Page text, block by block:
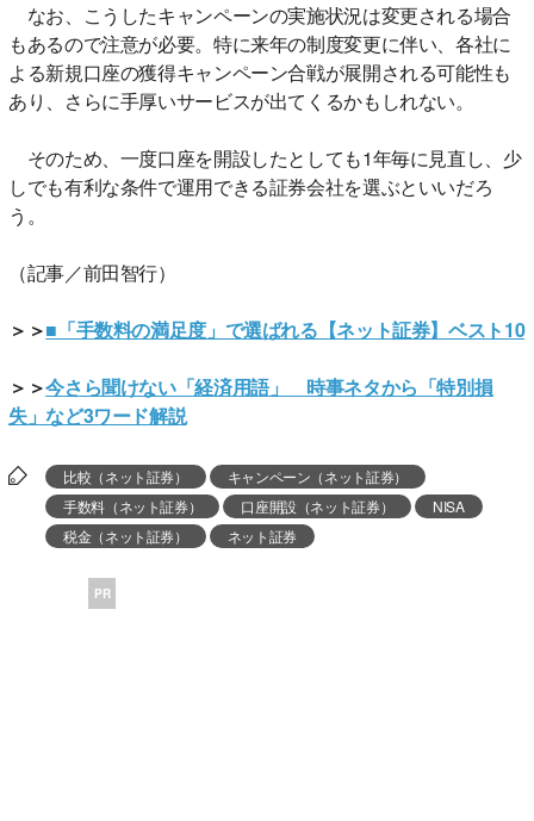
なお、こうしたキャンペーンの実施状況は変更される場合
もあるので注意が必要。特に来年の制度変更に伴い、各社に
よる新規口座の獲得キャンペーン合戦が展開される可能性も
あり、さらに手厚いサービスが出てくるかもしれない。
そのため、一度口座を開設したとしても1年毎に見直し、少
しでも有利な条件で運用できる証券会社を選ぶといいだろ
う。
（記事／前田智行）
＞＞■「手数料の満足度」で選ばれる【ネット証券】ベスト10
＞＞今さら聞けない「経済用語」 時事ネタから「特別損
失」など3ワード解説
比較（ネット証券）
キャンペーン（ネット証券）
手数料（ネット証券）
口座開設（ネット証券）
NISA
税金（ネット証券）
ネット証券
PR